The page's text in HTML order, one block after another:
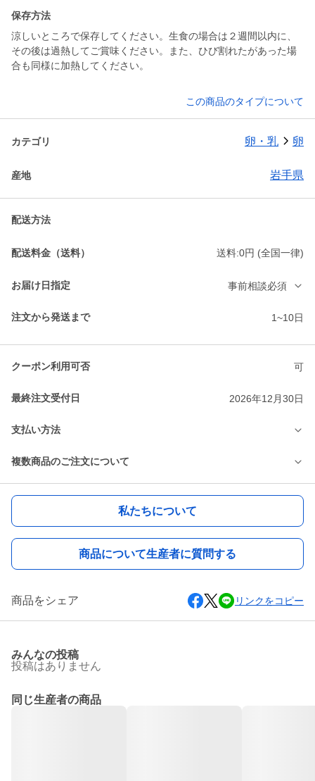
保存方法
涼しいところで保存してください。生食の場合は２週間以内に、
その後は過熱してご賞味ください。また、ひび割れたがあった場
合も同様に加熱してください。
この商品のタイプについて
カテゴリ 卵・乳 卵
産地 岩手県
配送方法
配送料金（送料） 送料:0円 (全国一律)
お届け日指定 事前相談必須
注文から発送まで 1~10日
クーポン利用可否 可
最終注文受付日 2026年12月30日
支払い方法
複数商品のご注文について
私たちについて
商品について生産者に質問する
商品をシェア リンクをコピー
みんなの投稿
投稿はありません
同じ生産者の商品